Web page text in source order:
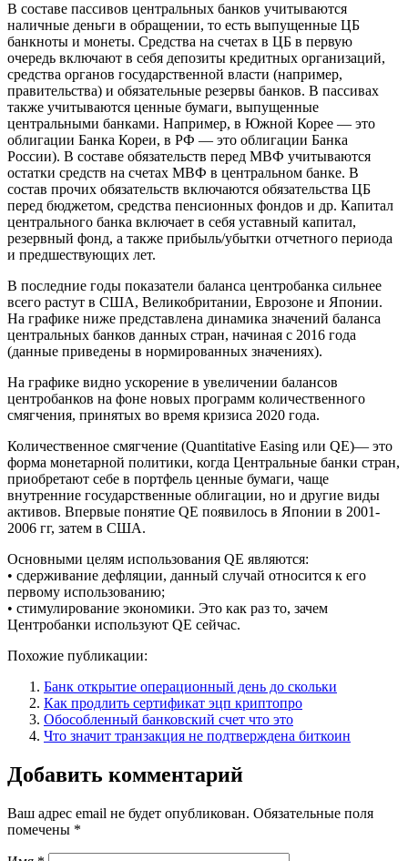
В составе пассивов центральных банков учитываются
наличные деньги в обращении, то есть выпущенные ЦБ
банкноты и монеты. Средства на счетах в ЦБ в первую
очередь включают в себя депозиты кредитных организаций,
средства органов государственной власти (например,
правительства) и обязательные резервы банков. В пассивах
также учитываются ценные бумаги, выпущенные
центральными банками. Например, в Южной Корее — это
облигации Банка Кореи, в РФ — это облигации Банка
России). В составе обязательств перед МВФ учитываются
остатки средств на счетах МВФ в центральном банке. В
состав прочих обязательств включаются обязательства ЦБ
перед бюджетом, средства пенсионных фондов и др. Капитал
центрального банка включает в себя уставный капитал,
резервный фонд, а также прибыль/убытки отчетного периода
и предшествующих лет.
В последние годы показатели баланса центробанка сильнее
всего растут в США, Великобритании, Еврозоне и Японии.
На графике ниже представлена динамика значений баланса
центральных банков данных стран, начиная с 2016 года
(данные приведены в нормированных значениях).
На графике видно ускорение в увеличении балансов
центробанков на фоне новых программ количественного
смягчения, принятых во время кризиса 2020 года.
Количественное смягчение (Quantitative Easing или QE)— это
форма монетарной политики, когда Центральные банки стран,
приобретают себе в портфель ценные бумаги, чаще
внутренние государственные облигации, но и другие виды
активов. Впервые понятие QE появилось в Японии в 2001-
2006 гг, затем в США.
Основными целям использования QE являются:
• сдерживание дефляции, данный случай относится к его
первому использованию;
• стимулирование экономики. Это как раз то, зачем
Центробанки используют QE сейчас.
Похожие публикации:
Банк открытие операционный день до скольки
Как продлить сертификат эцп криптопро
Обособленный банковский счет что это
Что значит транзакция не подтверждена биткоин
Добавить комментарий
Ваш адрес email не будет опубликован. Обязательные поля
помечены *